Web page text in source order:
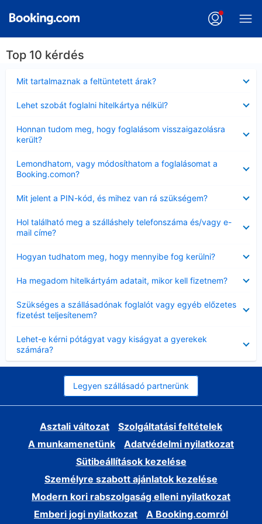
Top 10 kérdés
Mit tartalmaznak a feltüntetett árak?
Lehet szobát foglalni hitelkártya nélkül?
Honnan tudom meg, hogy foglalásom visszaigazolásra
került?
Lemondhatom, vagy módosíthatom a foglalásomat a
Booking.comon?
Mit jelent a PIN-kód, és mihez van rá szükségem?
Hol található meg a szálláshely telefonszáma és/vagy e-
mail címe?
Hogyan tudhatom meg, hogy mennyibe fog kerülni?
Ha megadom hitelkártyám adatait, mikor kell fizetnem?
Szükséges a szállásadónak foglalót vagy egyéb előzetes
fizetést teljesítenem?
Lehet-e kérni pótágyat vagy kiságyat a gyerekek
számára?
Legyen szállásadó partnerünk
Asztali változat
Szolgáltatási feltételek
A munkamenetünk
Adatvédelmi nyilatkozat
Sütibeállítások kezelése
Személyre szabott ajánlatok kezelése
Modern kori rabszolgaság elleni nyilatkozat
Emberi jogi nyilatkozat
A Booking.comról